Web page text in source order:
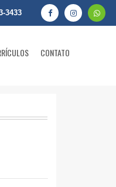
3433
CONTATO